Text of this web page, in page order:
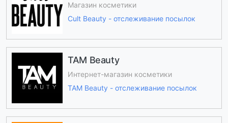
Магазин косметики
Cult Beauty - отслеживание посылок
TAM Beauty
Интернет-магазин косметики
TAM Beauty - отслеживание посылок